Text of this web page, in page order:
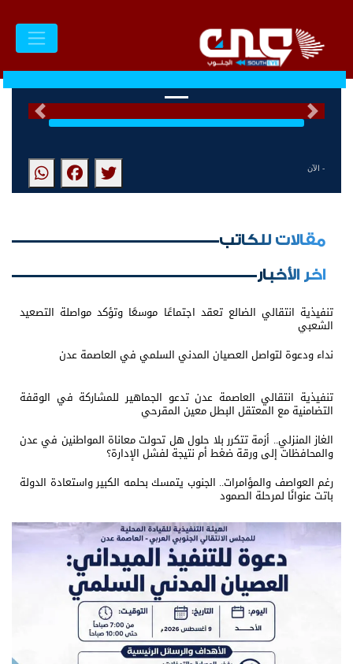
التالى السابق
- الآن
مقالات للكاتب
اخر الأخبار
تنفيذية انتقالي الضالع تعقد اجتماعًا موسعًا وتؤكد مواصلة التصعيد
الشعبي
نداء ودعوة لتواصل العصيان المدني السلمي في العاصمة عدن
تنفيذية انتقالي العاصمة عدن تدعو الجماهير للمشاركة في الوقفة
التضامنية مع المعتقل البطل معين المقرحي
الغاز المنزلي.. أزمة تتكرر بلا حلول هل تحولت معاناة المواطنين في عدن
والمحافظات إلى ورقة ضغط أم نتيجة لفشل الإدارة؟
رغم العواصف والمؤامرات.. الجنوب يتمسك بحلمه الكبير واستعادة الدولة
باتت عنوانًا لمرحلة الصمود